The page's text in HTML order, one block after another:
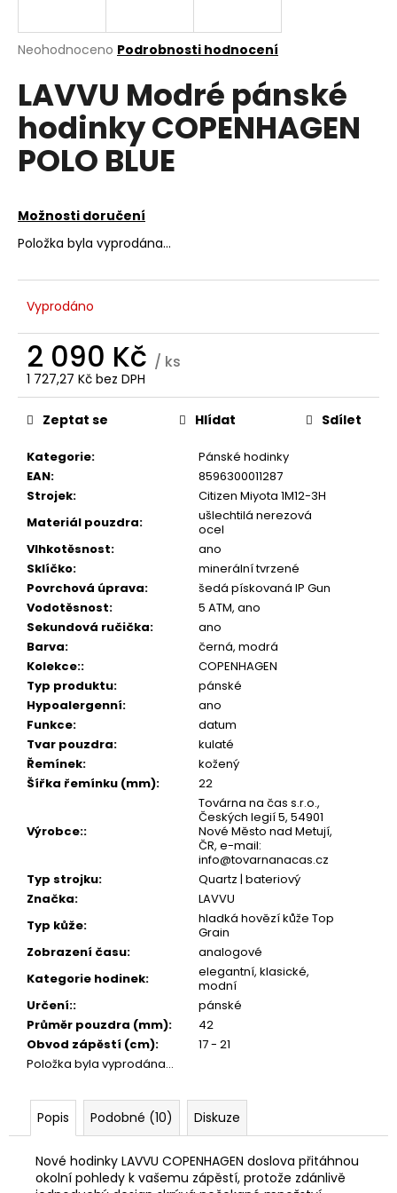
Průměrné
produktu
je
0,0
5
hvězdiček.
Neohodnoceno Podrobnosti hodnocení
LAVVU Modré pánské
hodinky COPENHAGEN
POLO BLUE
Možnosti doručení
Položka byla vyprodána…
Vyprodáno
2 090 Kč / ks
1 727,27 Kč bez DPH
Měrná
cena:
Kategorie:
Pánské hodinky
EAN:
8596300011287
Strojek:
Citizen Miyota 1M12-3H
Materiál pouzdra:
ušlechtilá nerezová
ocel
Vlhkotěsnost:
ano
Sklíčko:
minerální tvrzené
Povrchová úprava:
šedá pískovaná IP Gun
Vodotěsnost:
5 ATM, ano
Sekundová ručička:
ano
Barva:
černá, modrá
Kolekce::
COPENHAGEN
Typ produktu:
pánské
Hypoalergenní:
ano
Funkce:
datum
Tvar pouzdra:
kulaté
Řemínek:
kožený
Šířka řemínku (mm): 22
Výrobce::
Továrna na čas s.r.o.,
Českých legií 5, 54901
Nové Město nad Metují,
ČR, e-mail:
info@tovarnanacas.cz
Typ strojku:
Quartz | bateriový
Značka:
LAVVU
Typ kůže:
hladká hovězí kůže Top
Grain
Zobrazení času:
analogové
Kategorie hodinek:
elegantní, klasické,
modní
Určení::
pánské
Průměr pouzdra (mm):
42
Obvod zápěstí (cm):
17 - 21
Položka byla vyprodána…
Zeptat se Hlídat Sdílet
Popis Podobné (10) Diskuze
Nové hodinky LAVVU COPENHAGEN doslova přitáhnou
okolní pohledy k vašemu zápěstí, protože zdánlivě
j
t
?
D
o
o
u
č
u
e
m
e